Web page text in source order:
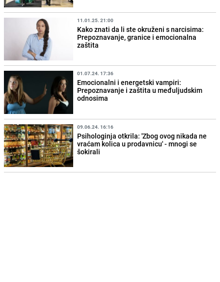
11.01.25. 21:00
Kako znati da li ste okruženi s narcisima:
Prepoznavanje, granice i emocionalna
zaštita
01.07.24. 17:36
Emocionalni i energetski vampiri:
Prepoznavanje i zaštita u međuljudskim
odnosima
09.06.24. 16:16
Psihologinja otkrila: 'Zbog ovog nikada ne
vraćam kolica u prodavnicu' - mnogi se
šokirali